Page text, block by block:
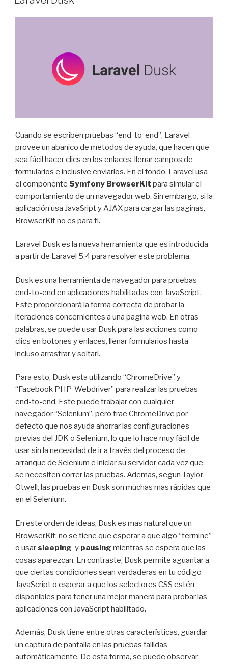
Cuando se escriben pruebas “end-to-end”, Laravel
provee un abanico de metodos de ayuda, que hacen que
sea fácil hacer clics en los enlaces, llenar campos de
formularios e inclusive enviarlos. En el fondo, Laravel usa
el componente Symfony BrowserKit para simular el
comportamiento de un navegador web. Sin embargo, si la
aplicación usa JavaSript y AJAX para cargar las paginas,
BrowserKit no es para ti.
Laravel Dusk es la nueva herramienta que es introducida
a partir de Laravel 5.4 para resolver este problema.
Dusk es una herramienta de navegador para pruebas
end-to-end en aplicaciones habilitadas con JavaScript.
Este proporcionará la forma correcta de probar la
iteraciones concernientes a una pagina web. En otras
palabras, se puede usar Dusk para las acciones como
clics en botones y enlaces, llenar formularios hasta
incluso arrastrar y soltar!.
Para esto, Dusk esta utilizando “ChromeDrive” y
“Facebook PHP-Webdriver” para realizar las pruebas
end-to-end. Este puede trabajar con cualquier
navegador “Selenium”, pero trae ChromeDrive por
defecto que nos ayuda ahorrar las configuraciones
previas del JDK o Selenium, lo que lo hace muy fácil de
usar sin la necesidad de ir a través del proceso de
arranque de Selenium e iniciar su servidor cada vez que
se necesiten correr las pruebas. Ademas, segun Taylor
Otwell, las pruebas en Dusk son muchas mas rápidas que
en el Selenium.
En este orden de ideas, Dusk es mas natural que un
BrowserKit; no se tiene que esperar a que algo “termine”
o usarsleeping y pausing mientras se espera que las
cosas aparezcan. En contraste, Dusk permite aguantar a
que ciertas condiciones sean verdaderas en tu código
JavaScript o esperar a que los selectores CSS estén
disponibles para tener una mejor manera para probar las
aplicaciones con JavaScript habilitado.
Además, Dusk tiene entre otras características, guardar
un captura de pantalla en las pruebas fallidas
automáticamente. De esta forma, se puede observar